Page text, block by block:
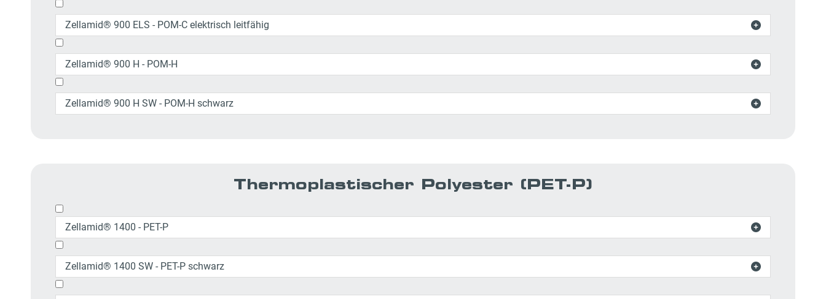
Zellamid® 900 ELS - POM-C elektrisch leitfähig 
Zellamid® 900 H - POM-H 
Zellamid® 900 H SW - POM-H schwarz 
Thermoplastischer Polyester (PET-P)
Zellamid® 1400 - PET-P 
Zellamid® 1400 SW - PET-P schwarz 